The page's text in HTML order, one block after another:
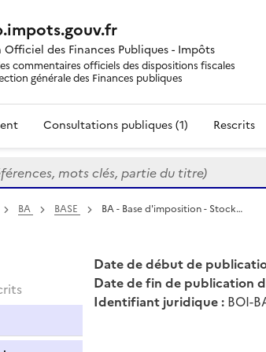
Officiel des Finances Publiques - Impôts
commentaires officiels des dispositions fiscales
générale des Finances publiques
Consultations publiques (1) Rescrits
mots clés, partie du titre)
BA BASE BA - Base d'imposition - Stock…
Date de début de
Date de fin de publication
Identifiant juridique : BOI-